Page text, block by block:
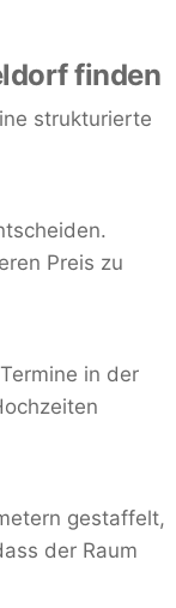
finden
strukturierte
Preis zu
in der
gestaffelt,
der Raum